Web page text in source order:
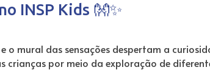
INSP Kids 👐✨
o mural das sensações despertam a
crianças por meio da exploração de